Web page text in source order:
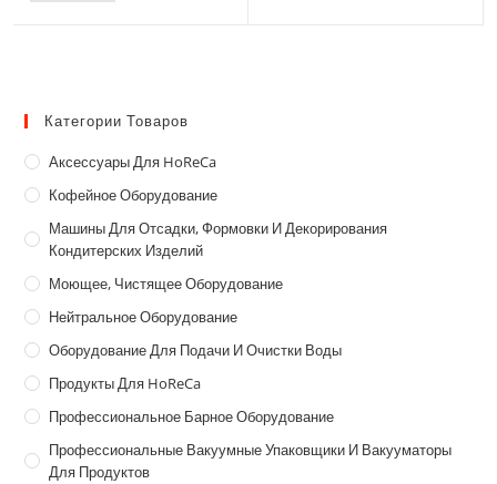
Категории Товаров
Аксессуары Для HoReCa
Кофейное Оборудование
Машины Для Отсадки, Формовки И Декорирования
Кондитерских Изделий
Моющее, Чистящее Оборудование
Нейтральное Оборудование
Оборудование Для Подачи И Очистки Воды
Продукты Для HoReCa
Профессиональное Барное Оборудование
Профессиональные Вакуумные Упаковщики И Вакууматоры
Для Продуктов